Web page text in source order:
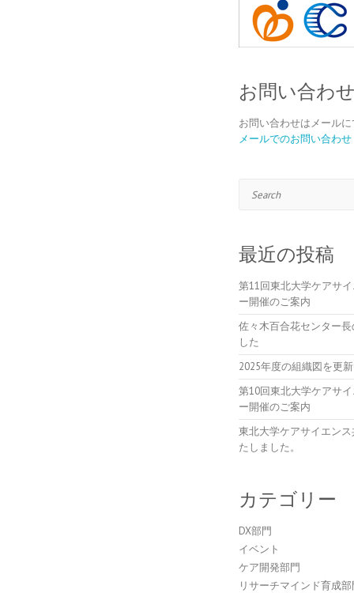
お問い合わせ
お問い合わせはメールに
メールでのお問い合わせ
最近の投稿
第11回東北大学ケアサ
ー開催のご案内
佐々木百合花センター
した
2025年度の組織図を更
第10回東北大学ケアサ
ー開催のご案内
東北大学ケアサイエン
たしました。
カテゴリー
DX部門
イベント
ケア開発部門
リサーチマインド育成部